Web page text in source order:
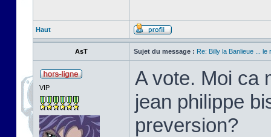
Haut
AsT Sujet du message : Re: Billy la Banlieue ... le
VIP
A vote. Moi ca
jean philippe
preversion?